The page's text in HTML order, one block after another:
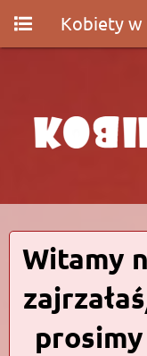
Kobiety w
Witamy